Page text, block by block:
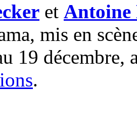
et
mis en
19
.